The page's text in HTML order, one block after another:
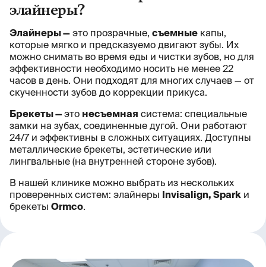
элайнеры?
Элайнеры — это прозрачные, съемные капы,
которые мягко и предсказуемо двигают зубы. Их
можно снимать во время еды и чистки зубов, но для
эффективности необходимо носить не менее 22
часов в день. Они подходят для многих случаев — от
скученности зубов до коррекции прикуса.
Брекеты —это несъемная система: специальные
замки на зубах, соединенные дугой. Они работают
24/7 и эффективны в сложных ситуациях. Доступны
металлические брекеты, эстетические или
лингвальные (на внутренней стороне зубов).
В нашей клинике можно выбрать из нескольких
проверенных систем: элайнеры Invisalign, Spark и
брекеты Ormco.